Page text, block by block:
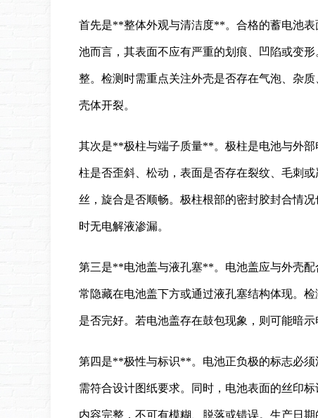
首先是**整体外观与清洁度**。合格的蓄电池
池而言，其表面不应有严重的划痕、凹陷或变
整。检测时需重点关注外壳是否存在气泡、杂
壳体开裂。
其次是**极柱与端子质量**。极柱是电池与外
柱是否歪斜、松动，表面是否存在裂纹、毛刺
丝，旋合是否顺畅。极柱根部的密封胶封合情
时无电解液渗漏。
第三是**电池盖与液孔塞**。电池盖应与外壳
常隐藏在电池盖下方或通过液孔塞结构体现。
是否完好。若电池盖存在鼓包现象，则可能暗
第四是**极性与标识**。电池正负极的标志必
需符合设计图纸要求。同时，电池表面的丝印
内容完整，不可有模糊、脱落或错误。生产日